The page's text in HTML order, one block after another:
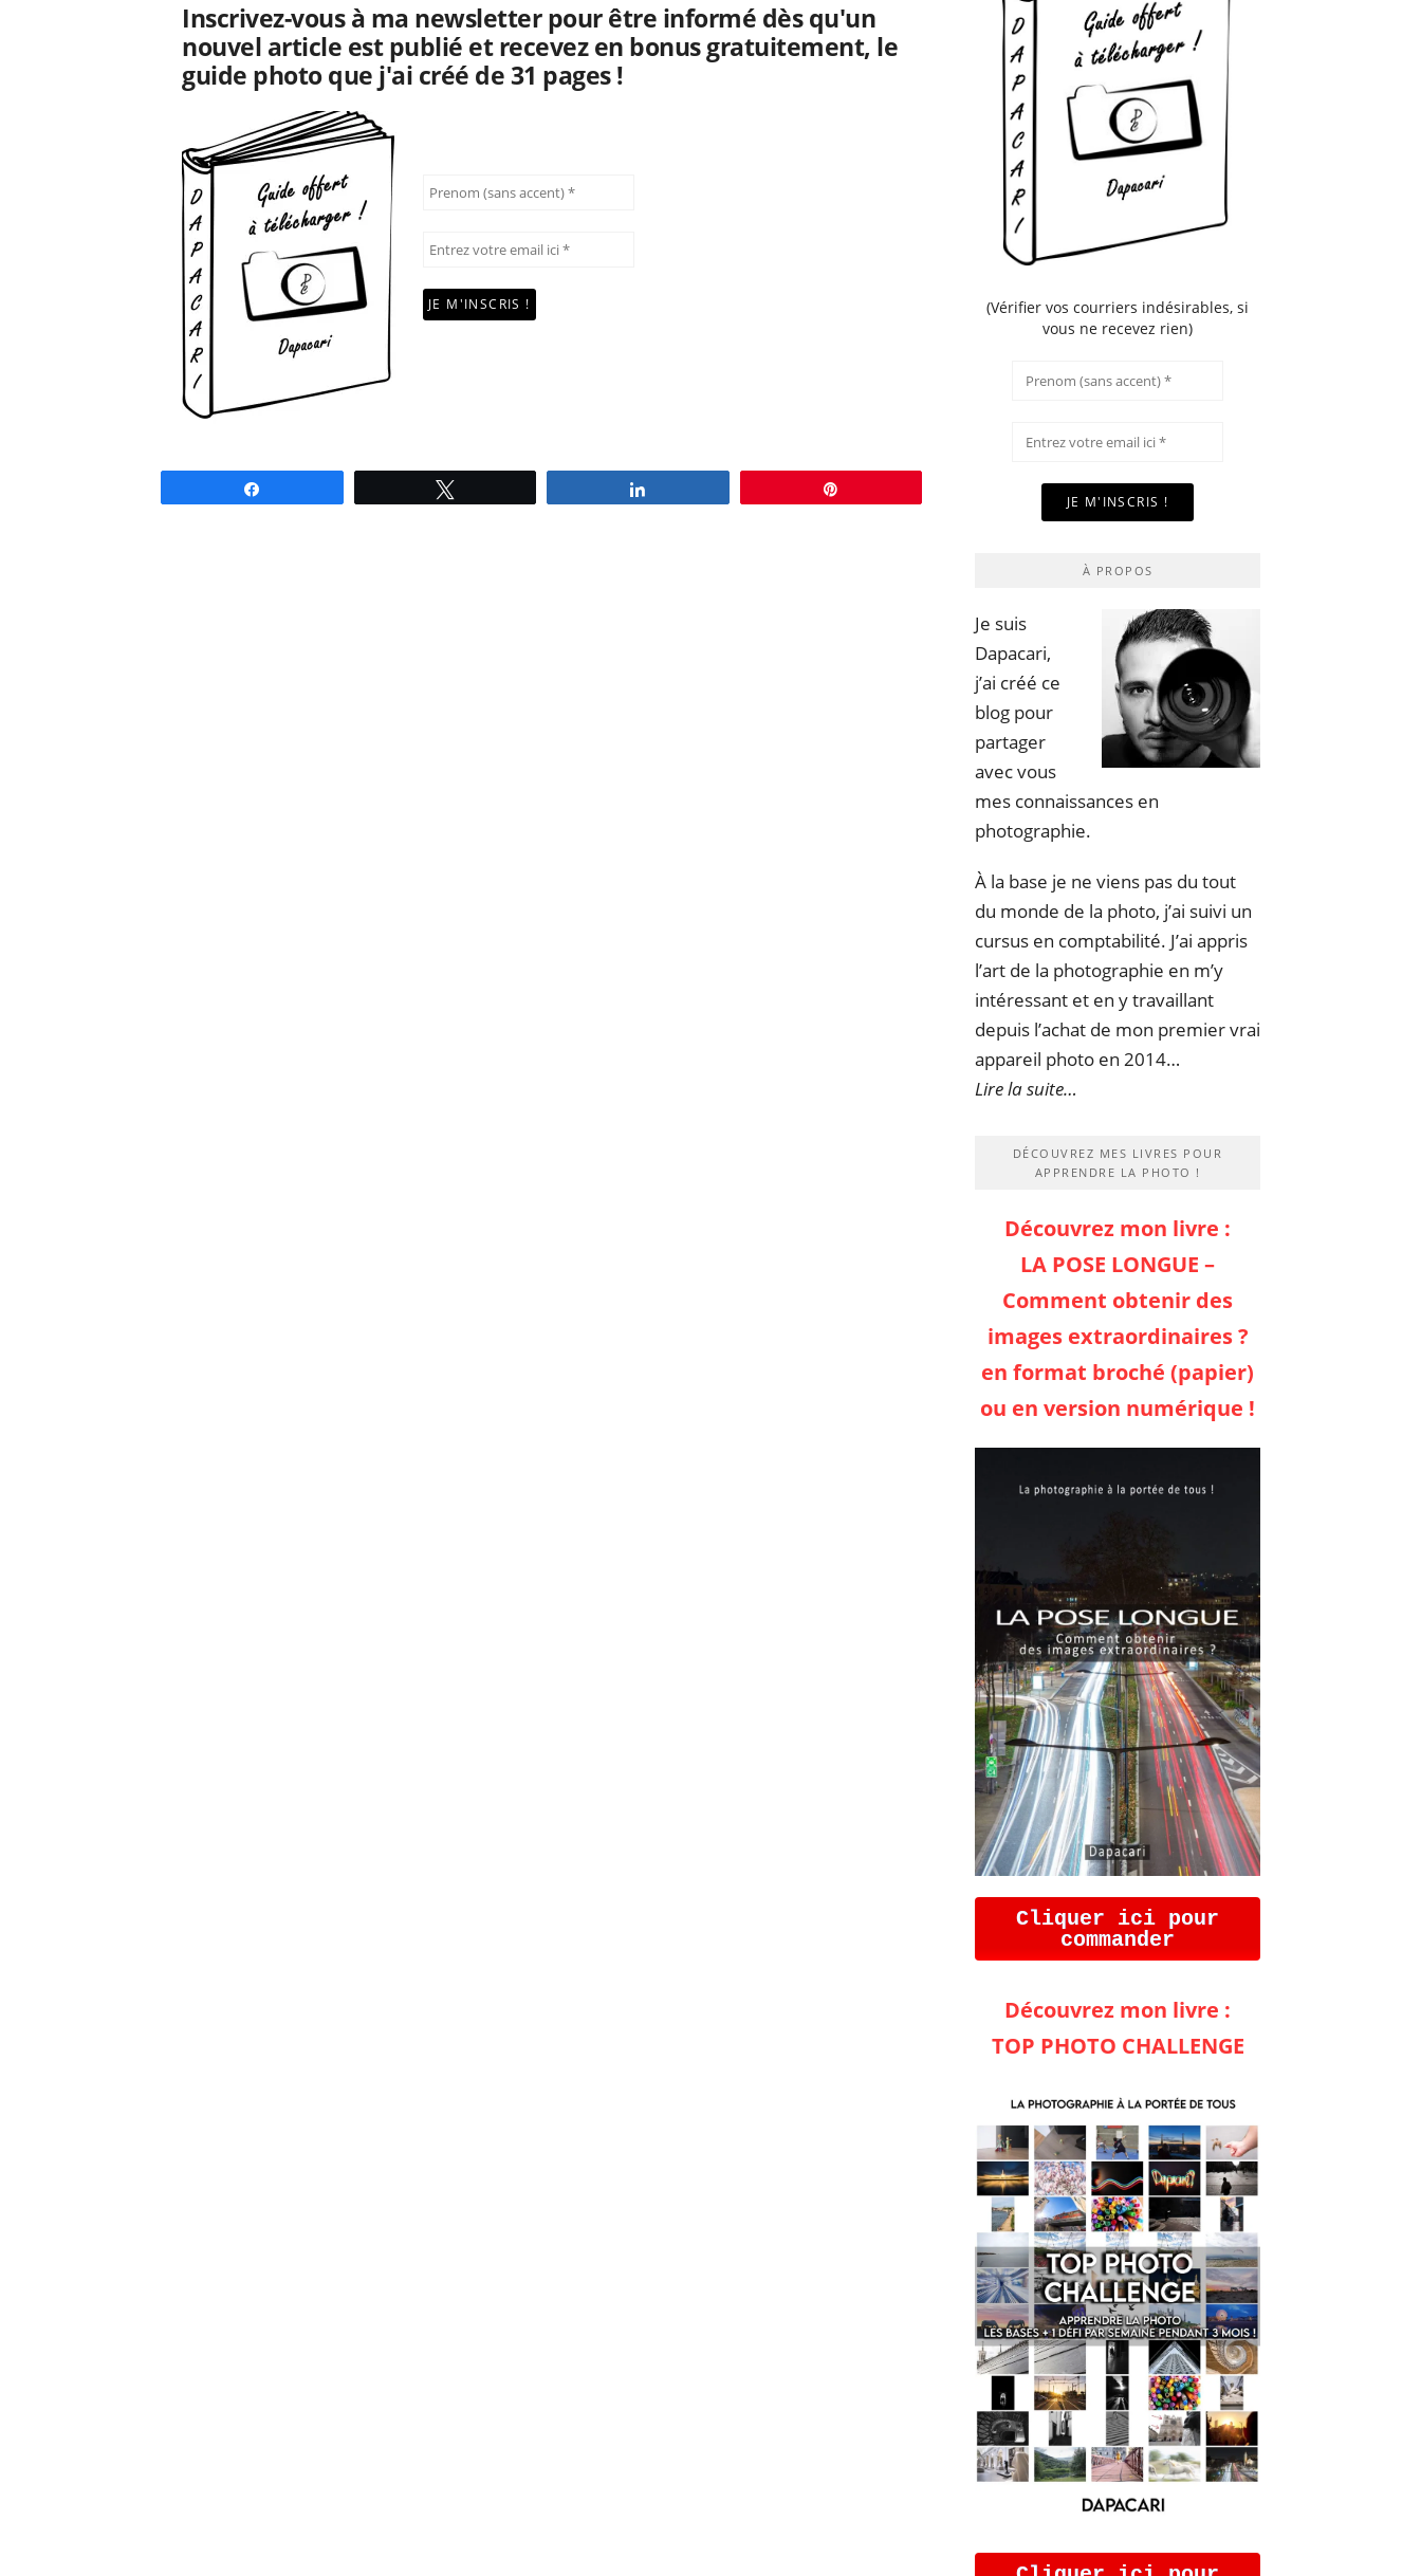
Inscrivez-vous à ma newsletter pour être informé dès qu'un
nouvel article est publié et recevez en bonus gratuitement, le
guide photo que j'ai créé de 31 pages !
(Vérifier vos courriers indésirables, si
vous ne recevez rien)
À PROPOS
Je suis
Dapacari,
j’ai créé ce
blog pour
partager
avec vous
mes connaissances en
photographie.
À la base je ne viens pas du tout
du monde de la photo, j’ai suivi un
cursus en comptabilité. J’ai appris
l’art de la photographie en m’y
intéressant et en y travaillant
depuis l’achat de mon premier vrai
appareil photo en 2014…
Lire la suite…
DÉCOUVREZ MES LIVRES POUR
APPRENDRE LA PHOTO !
Découvrez mon livre :
LA POSE LONGUE –
Comment obtenir des
images extraordinaires ?
en format broché (papier)
ou en version numérique !
Cliquer ici pour
commander
Découvrez mon livre :
TOP PHOTO CHALLENGE